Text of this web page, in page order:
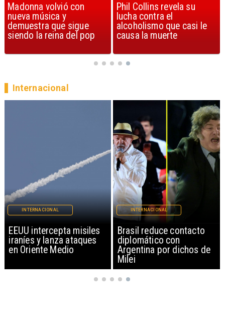
Phil Collins revela su
lucha contra el
alcoholismo que casi le
causa la muerte
U2 lanza nuevo sencillo
con estribillo en español:
Streets of Dreams
EEUU intercepta misiles
iraníes y lanza ataques
en Oriente Medio
INTERNACIONAL
Brasil reduce contacto
diplomático con
Argentina por dichos de
Milei
INTERNACIONAL
Internacional